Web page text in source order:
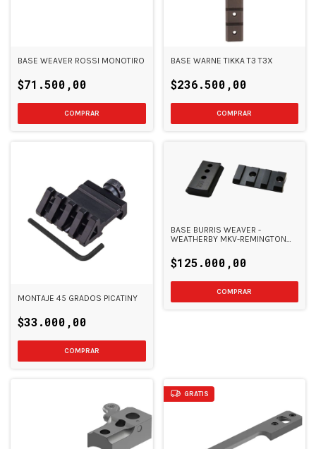
BASE WEAVER ROSSI MONOTIRO
$71.500,00
BASE WARNE TIKKA T3 T3X
$236.500,00
MONTAJE 45 GRADOS PICATINY
$33.000,00
BASE BURRIS WEAVER -
WEATHERBY MKV-REMINGTON
SHORT Y LONG
$125.000,00
GRATIS